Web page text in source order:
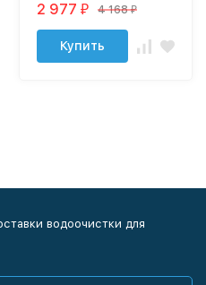
2 977 ₽ 4 168₽
Купить
водоочистки для